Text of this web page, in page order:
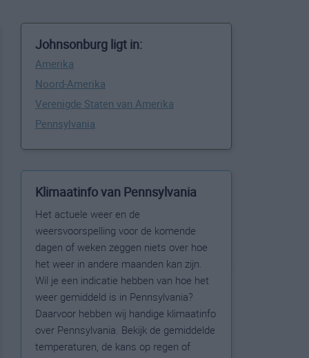
Johnsonburg ligt in:
Amerika
Noord-Amerika
Verenigde Staten van Amerika
Pennsylvania
Klimaatinfo van Pennsylvania
Het actuele weer en de
weersvoorspelling voor de komende
dagen of weken zeggen niets over hoe
het weer in andere maanden kan zijn.
Wil je een indicatie hebben van hoe het
weer gemiddeld is in Pennsylvania?
Daarvoor hebben wij handige klimaatinfo
over Pennsylvania. Bekijk de gemiddelde
temperaturen, de kans op regen of